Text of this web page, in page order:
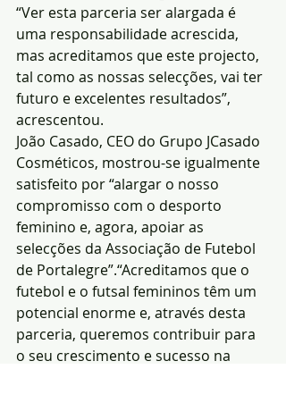
“Ver esta parceria ser alargada é
uma responsabilidade acrescida,
mas acreditamos que este projecto,
tal como as nossas selecções, vai ter
futuro e excelentes resultados”,
acrescentou.
João Casado, CEO do Grupo JCasado
Cosméticos, mostrou-se igualmente
satisfeito por “alargar o nosso
compromisso com o desporto
feminino e, agora, apoiar as
selecções da Associação de Futebol
de Portalegre”.“Acreditamos que o
futebol e o futsal femininos têm um
potencial enorme e, através desta
parceria, queremos contribuir para
o seu crescimento e sucesso na